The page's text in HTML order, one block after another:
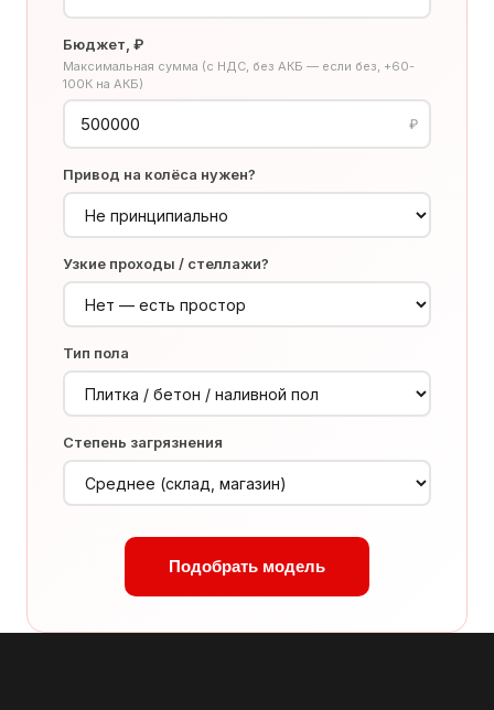
Бюджет, ₽
Максимальная сумма (с НДС, без АКБ — если без, +60-
100К на АКБ)
₽
Привод на колёса нужен?
Узкие проходы / стеллажи?
Тип пола
Степень загрязнения
Подобрать модель